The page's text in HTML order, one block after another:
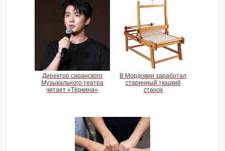
Директор саранского
Музыкального театра
читает «Тёркина»
В Мордовии заработал
старинный ткацкий
станок